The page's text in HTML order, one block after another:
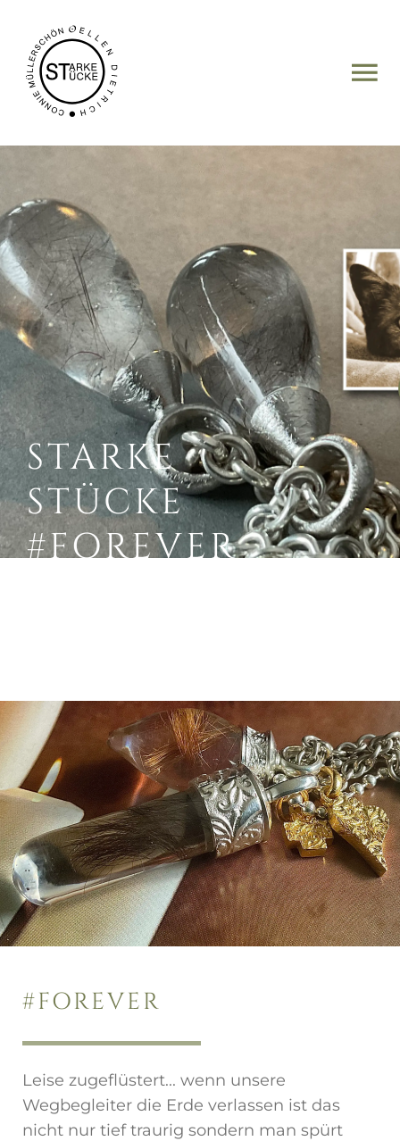
STARKE
STÜCKE
#FOREVER
#FOREVER
Leise zugeflüstert... wenn unsere
Wegbegleiter die Erde verlassen ist das
nicht nur tief traurig sondern man spürt